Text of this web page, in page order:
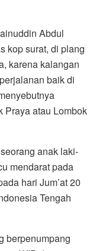
Abdul
kop surat, di plang
karena kalangan
baik di
Praya atau Lombok
anak laki-
mendarat pada
hari Jum’at 20
Tengah
berpenumpang